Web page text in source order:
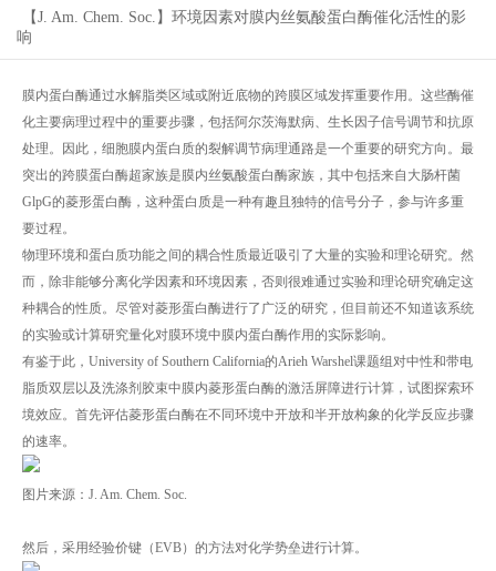
【J. Am. Chem. Soc.】环境因素对膜内丝氨酸蛋白酶催化活性的影
响
膜内蛋白酶通过水解脂类区域或附近底物的跨膜区域发挥重要作用。这些酶催
化主要病理过程中的重要步骤，包括阿尔茨海默病、生长因子信号调节和抗原
处理。因此，细胞膜内蛋白质的裂解调节病理通路是一个重要的研究方向。最
突出的跨膜蛋白酶超家族是膜内丝氨酸蛋白酶家族，其中包括来自大肠杆菌
GlpG的菱形蛋白酶，这种蛋白质是一种有趣且独特的信号分子，参与许多重
要过程。
物理环境和蛋白质功能之间的耦合性质最近吸引了大量的实验和理论研究。然
而，除非能够分离化学因素和环境因素，否则很难通过实验和理论研究确定这
种耦合的性质。尽管对菱形蛋白酶进行了广泛的研究，但目前还不知道该系统
的实验或计算研究量化对膜环境中膜内蛋白酶作用的实际影响。
有鉴于此，University of Southern California的Arieh Warshel课题组对中性和带电
脂质双层以及洗涤剂胶束中膜内菱形蛋白酶的激活屏障进行计算，试图探索环
境效应。首先评估菱形蛋白酶在不同环境中开放和半开放构象的化学反应步骤
的速率。
图片来源：J. Am. Chem. Soc.
然后，采用经验价键（EVB）的方法对化学势垒进行计算。